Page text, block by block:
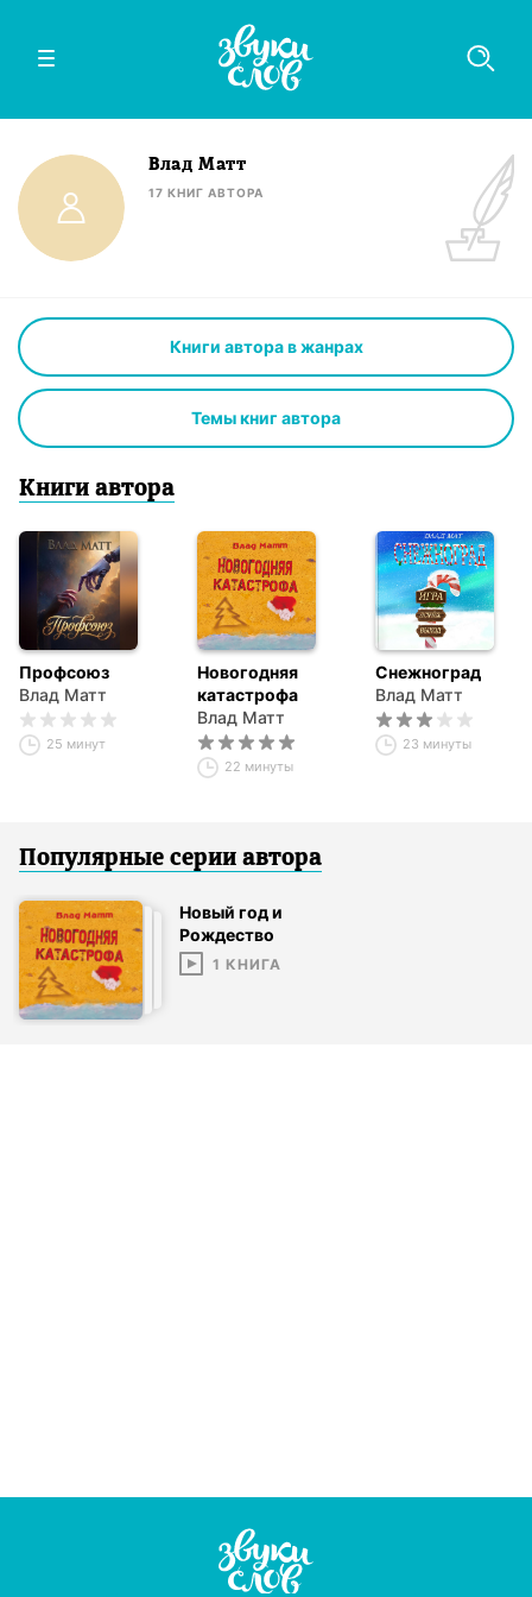
Влад Матт
17 КНИГ АВТОРА
Книги автора в жанрах
Темы книг автора
Книги автора
Профсоюз
Влад Матт
25 минут
Новогодняя
катастрофа
Влад Матт
22 минуты
Снежноград
Влад Матт
23 минуты
Популярные серии автора
Новый год и
Рождество
1 КНИГА